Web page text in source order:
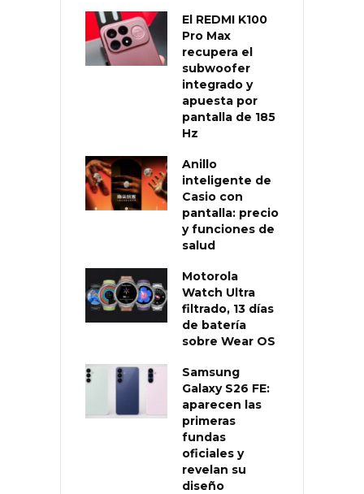
El REDMI K100
Pro Max
recupera el
subwoofer
integrado y
apuesta por
pantalla de 185
Hz
Anillo
inteligente de
Casio con
pantalla: precio
y funciones de
salud
Motorola
Watch Ultra
filtrado, 13 días
de batería
sobre Wear OS
Samsung
Galaxy S26 FE:
aparecen las
primeras
fundas
oficiales y
revelan su
diseño